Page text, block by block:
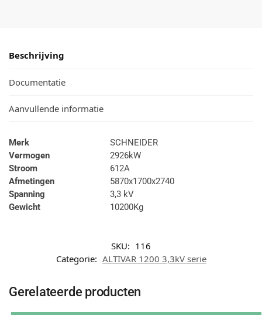
Beschrijving
Documentatie
Aanvullende informatie
Merk
SCHNEIDER
Vermogen
2926kW
Stroom
612A
Afmetingen
5870x1700x2740
Spanning
3,3 kV
Gewicht
10200Kg
SKU: 116
Categorie: ALTIVAR 1200 3,3kV serie
Gerelateerde producten